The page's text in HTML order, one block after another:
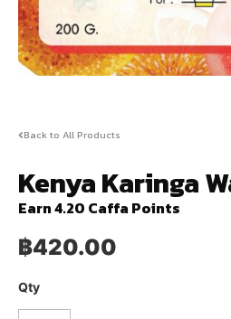
Back to All Products
Kenya Karinga
Earn 4.20 Caffa Points
฿420.00